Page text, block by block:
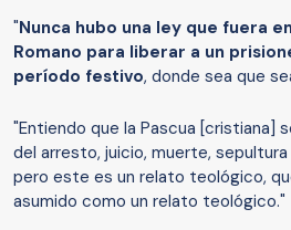
"Nunca hubo una ley que fuera
Romano para liberar a un
período festivo, donde sea que
"Entiendo que la Pascua [cristiana]
del arresto, juicio, muerte,
pero este es un relato teológico,
asumido como un relato teológico."